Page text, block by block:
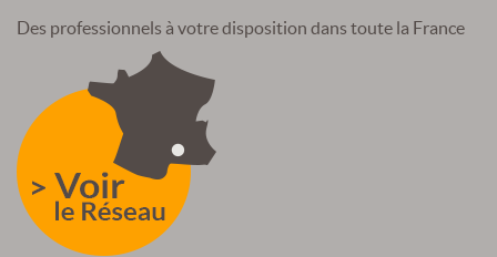
Des professionnels à votre disposition dans toute la France